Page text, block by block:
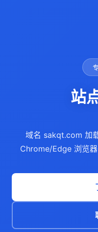
站
域名 sakqt.com 加
Chrome/Edge 浏览器